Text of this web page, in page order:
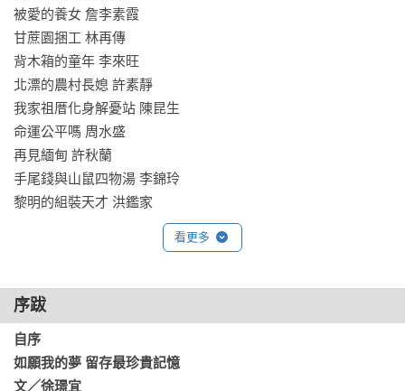
被愛的養女 詹李素霞
甘蔗園捆工 林再傳
背木箱的童年 李來旺
北漂的農村長媳 許素靜
我家祖厝化身解憂站 陳昆生
命運公平嗎 周水盛
再見緬甸 許秋蘭
手尾錢與山鼠四物湯 李錦玲
黎明的組裝天才 洪鑑家
看更多
序跋
自序
如願我的夢 留存最珍貴記憶
文／徐璟宜